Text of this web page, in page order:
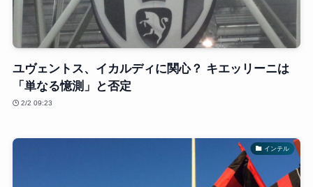
ユヴェントス、イカルディに関心？ キエッリーニは
「単なる憶測」と否定
2/2 09:23
インテル